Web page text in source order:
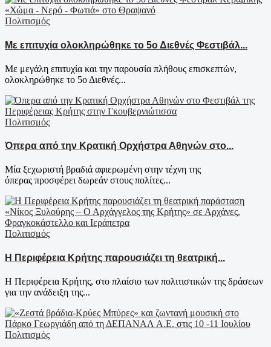
Πολιτισμός
Με επιτυχία ολοκληρώθηκε το 5ο Διεθνές Φεστιβάλ...
Με μεγάλη επιτυχία και την παρουσία πλήθους επισκεπτών,
ολοκληρώθηκε το 5ο Διεθνές...
Πολιτισμός
Όπερα από την Κρατική Ορχήστρα Αθηνών στο...
Μία ξεχωριστή βραδιά αφιερωμένη στην τέχνη της
όπερας προσφέρει δωρεάν στους πολίτες...
Πολιτισμός
Η Περιφέρεια Κρήτης παρουσιάζει τη θεατρική...
Η Περιφέρεια Κρήτης, στο πλαίσιο των πολιτιστικών της δράσεων
για την ανάδειξη της...
Πολιτισμός